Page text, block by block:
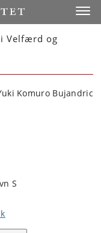
i Velfærd og
S